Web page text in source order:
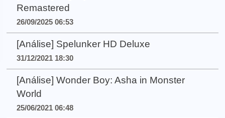
Remastered
26/09/2025 06:53
[Análise] Spelunker HD Deluxe
31/12/2021 18:30
[Análise] Wonder Boy: Asha in Monster
World
25/06/2021 06:48